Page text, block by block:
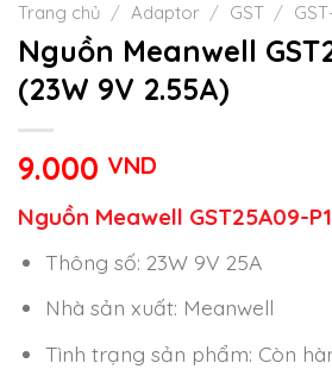
Trang chủ / Adaptor / GST /
Nguồn Meanwell
(23W 9V 2.55A)
9.000 VND
Nguồn Meawell GST25A09-
Thông số: 23W 9V 25A
Nhà sản xuất: Meanwell
Tình trạng sản phẩm: Còn